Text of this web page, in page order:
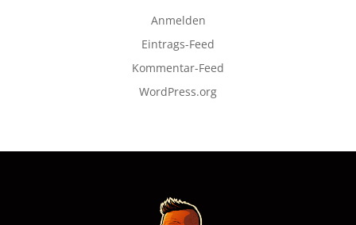
Anmelden
Eintrags-Feed
Kommentar-Feed
WordPress.org